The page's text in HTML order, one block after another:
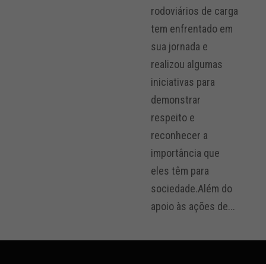
rodoviários de carga
tem enfrentado em
sua jornada e
realizou algumas
iniciativas para
demonstrar
respeito e
reconhecer a
importância que
eles têm para
sociedade.Além do
apoio às ações de...